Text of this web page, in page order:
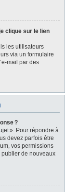
clique sur le lien
les utilisateurs
via un formulaire
mail par des
?
». Pour répondre à
devez parfois être
vos permissions
publier de nouveaux